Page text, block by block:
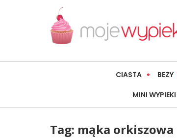
CIASTA BEZY
MINI WYPIEKI
Tag: mąka orkiszowa